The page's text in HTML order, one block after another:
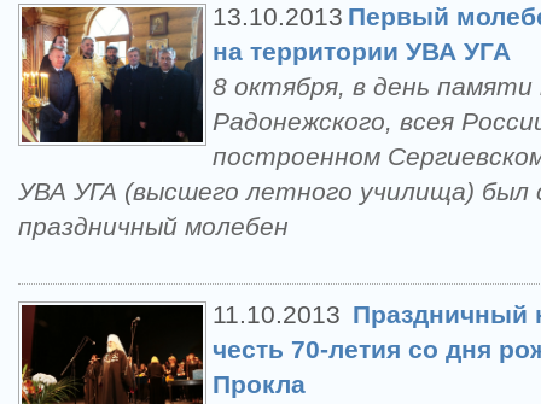
13.10.2013 Первый
на территории УВА УГА
8 октября, в день памяти
Радонежского, всея
построенном
УВА УГА (высшего летного училища) был
праздничный молебен
11.10.2013 Праздничный
честь 70-летия со дня
Прокла